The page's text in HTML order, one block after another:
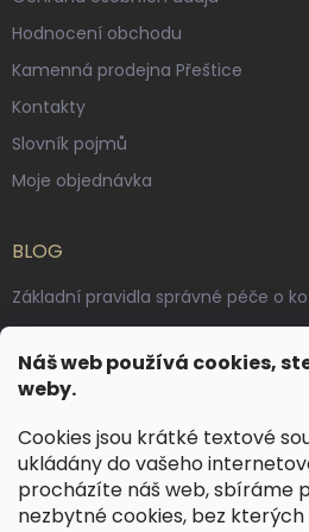
Náš web používá cookies,
weby.
Cookies jsou krátké textové
ukládány do vašeho
procházíte náš web, sbíráme
nezbytné cookies, bez
Hodnocení obchodu
Kamenná prodejna Přeštice
Kontakty
Slovník pojmů
Moje objednávka
BLOG
Základní pravidla správné péče o
Výroba českých kožených opasků:
řemesla
KONTAKT
dotazy@spongr.cz